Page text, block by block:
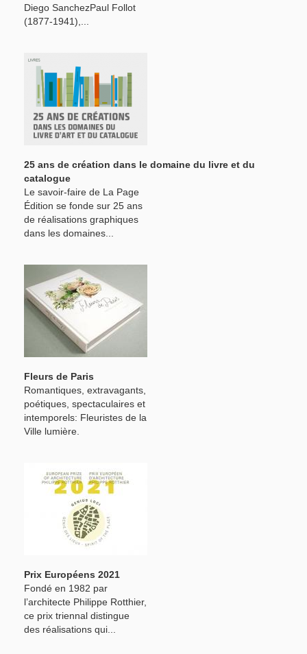
Diego SanchezPaul Follot
(1877-1941),...
25 ans de création dans le domaine du livre et du
catalogue
Le savoir-faire de La Page
Édition se fonde sur 25 ans
de réalisations graphiques
dans les domaines...
Fleurs de Paris
Romantiques, extravagants,
poétiques, spectaculaires et
intemporels: Fleuristes de la
Ville lumière.
Prix Européens 2021
Fondé en 1982 par
l’architecte Philippe Rotthier,
ce prix triennal distingue
des réalisations qui...